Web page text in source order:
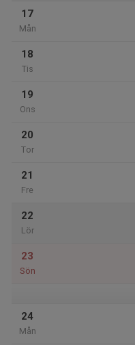
17
Mån
18
Tis
19
Ons
20
Tor
21
Fre
22
Lör
23
Sön
24
Mån